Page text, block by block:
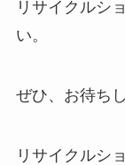
リサイクルシ
い。
ぜひ、お待ち
リサイクルシ